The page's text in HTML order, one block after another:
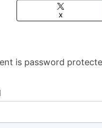
X
is password